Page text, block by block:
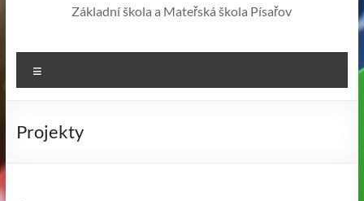
Základní škola a Mateřská škola Písařov
Projekty